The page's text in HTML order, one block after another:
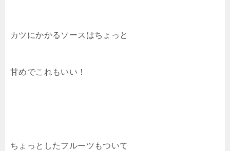
カツにかかるソースはちょっと
甘めでこれもいい！
ちょっとしたフルーツもついて